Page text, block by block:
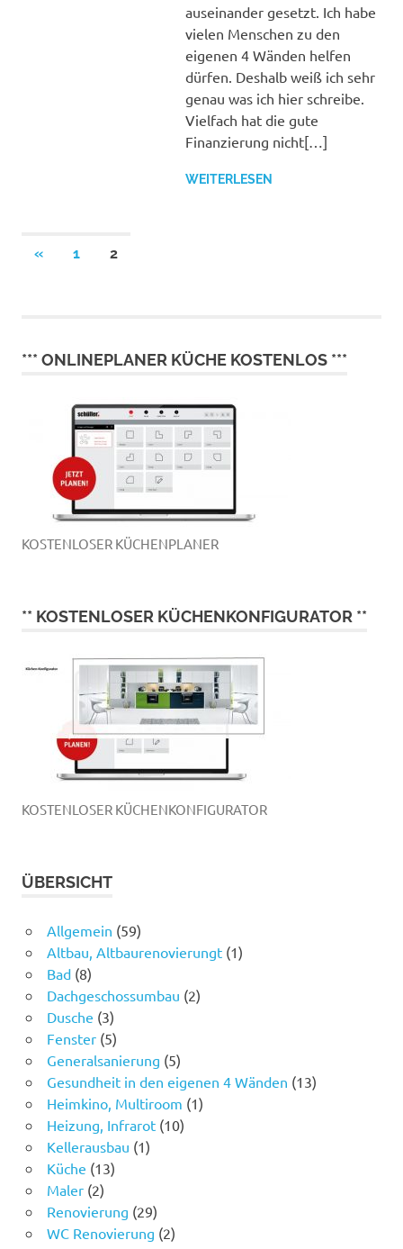
auseinander gesetzt. Ich habe
vielen Menschen zu den
eigenen 4 Wänden helfen
dürfen. Deshalb weiß ich sehr
genau was ich hier schreibe.
Vielfach hat die gute
Finanzierung nicht[…]
WEITERLESEN
Seitennummerierung
«VORHERIGE
1 2
*** ONLINEPLANER KÜCHE KOSTENLOS ***
KOSTENLOSER KÜCHENPLANER
** KOSTENLOSER KÜCHENKONFIGURATOR **
KOSTENLOSER KÜCHENKONFIGURATOR
ÜBERSICHT
Allgemein (59)
Altbau, Altbaurenovierungt(1)
Bad(8)
Dachgeschossumbau (2)
Dusche (3)
Fenster(5)
Generalsanierung (5)
Gesundheit in den eigenen 4 Wänden (13)
Heimkino, Multiroom (1)
Heizung, Infrarot(10)
Kellerausbau (1)
Küche (13)
Maler(2)
Renovierung (29)
WC Renovierung (2)